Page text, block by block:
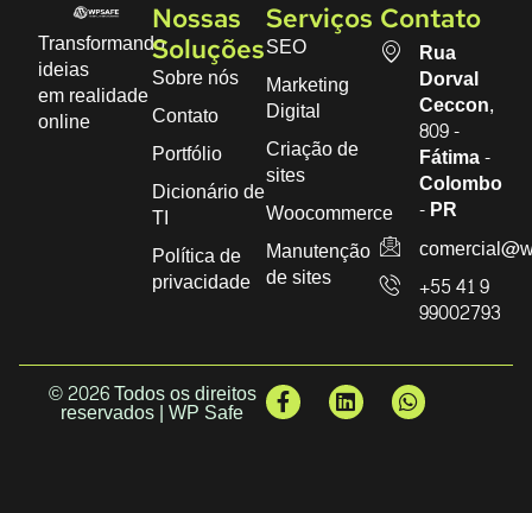
Transformando
ideias
em realidade
online
Nossas
Soluções
Sobre nós
Contato
Portfólio
Dicionário de
TI
Política de
privacidade
Serviços
SEO
Marketing
Digital
Criação de
sites
Woocommerce
Manutenção
de sites
Contato
Rua
Dorval
Ceccon,
809 -
Fátima -
Colombo
- PR
+55 41 9
99002793
© 2026 Todos os direitos
reservados | WP Safe